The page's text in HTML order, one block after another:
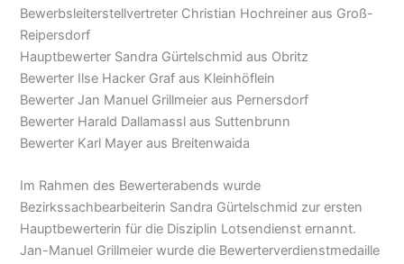
Bewerbsleiterstellvertreter Christian Hochreiner aus Groß-
Reipersdorf
Hauptbewerter Sandra Gürtelschmid aus Obritz
Bewerter Ilse Hacker Graf aus Kleinhöflein
Bewerter Jan Manuel Grillmeier aus Pernersdorf
Bewerter Harald Dallamassl aus Suttenbrunn
Bewerter Karl Mayer aus Breitenwaida
Im Rahmen des Bewerterabends wurde
Bezirkssachbearbeiterin Sandra Gürtelschmid zur ersten
Hauptbewerterin für die Disziplin Lotsendienst ernannt.
Jan-Manuel Grillmeier wurde die Bewerterverdienstmedaille